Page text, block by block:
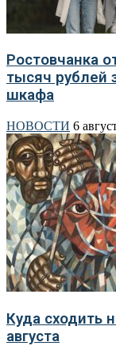
Ростовчанка
тысяч рублей
шкафа
НОВОСТИ 6
Куда сходить
августа